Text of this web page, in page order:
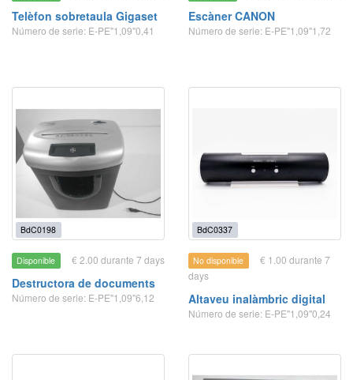
Telèfon sobretaula Gigaset
Número de serie: E-PE"1,09"0,41
Escàner CANON
Número de serie: E-PE"1,09"1,72
BdC0198
Disponible € 2.00 durante 7 days
Destructora de documents
Número de serie: E-PE"1,09"6,12
BdC0337
No disponible
€ 1.00 durante 7
days
Altaveu inalàmbric digital
Número de serie: E-PE"1,09"0,24